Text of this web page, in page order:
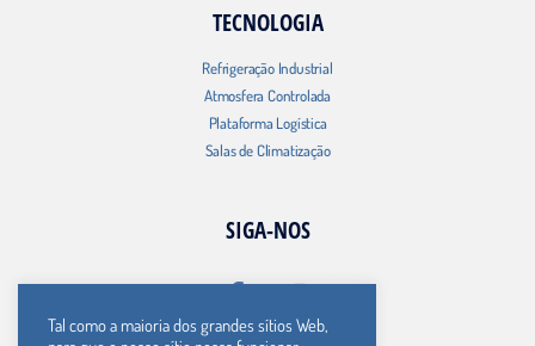
TECNOLOGIA
Refrigeração Industrial
Atmosfera Controlada
Plataforma Logística
Salas de Climatização
SIGA-NOS
Tal como a maioria dos grandes sítios Web,